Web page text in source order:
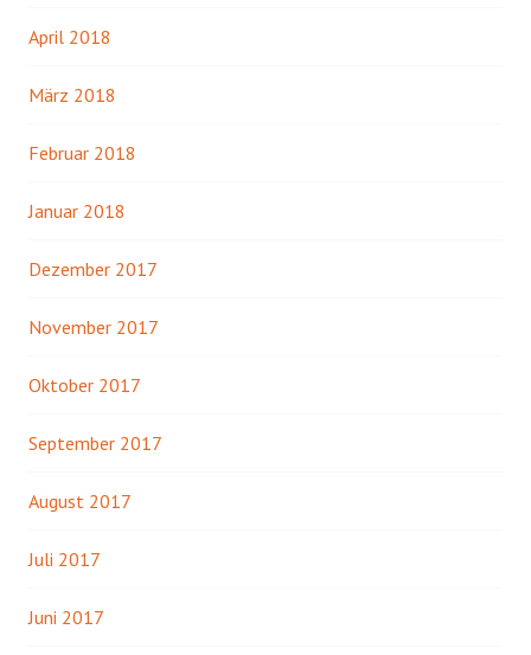
April 2018
März 2018
Februar 2018
Januar 2018
Dezember 2017
November 2017
Oktober 2017
September 2017
August 2017
Juli 2017
Juni 2017